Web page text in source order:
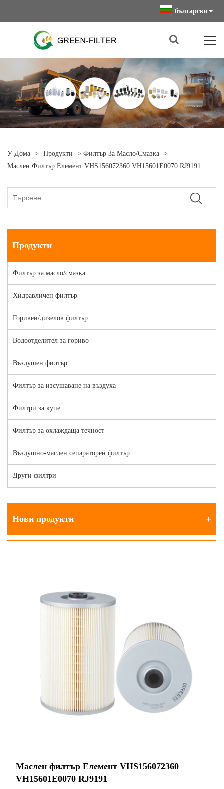
български
У Дома > Продукти > Филтър За Масло/смазка >
Маслен Филтър Елемент VHS156072360 VH15601E0070 RJ9191
Продукти
Филтър за масло/смазка
Хидравличен филтър
Горивен/дизелов филтър
Водоотделител за гориво
Въздушен филтър
Филтър за изсушаване на въздуха
Филтри за купе
Филтър за охлаждаща течност
Въздушно-маслен сепараторен филтър
Други филтри
Нови продукти
Маслен филтър Елемент VHS156072360
VH15601E0070 RJ9191